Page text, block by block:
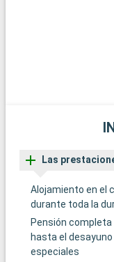
Las
Alojamiento en el
durante toda la
Pensión completa
hasta el
especiales